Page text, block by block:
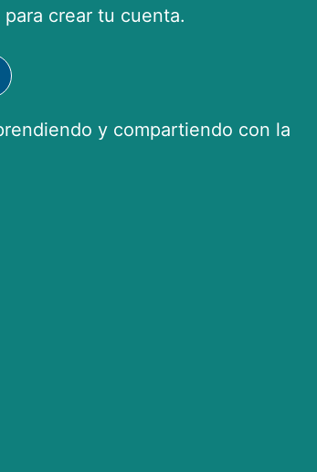
crear tu cuenta.
y compartiendo con la